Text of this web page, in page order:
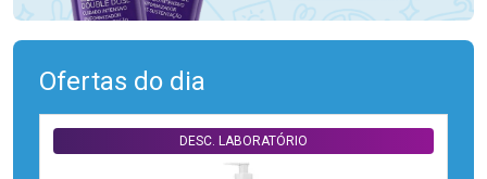
Ofertas do dia
DESC. LABORATÓRIO